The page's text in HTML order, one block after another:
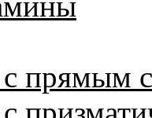
прямым